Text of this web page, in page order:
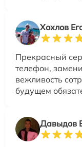
Хохлов
Прекрасный
телефон,
вежливость
будущем
Давыдов